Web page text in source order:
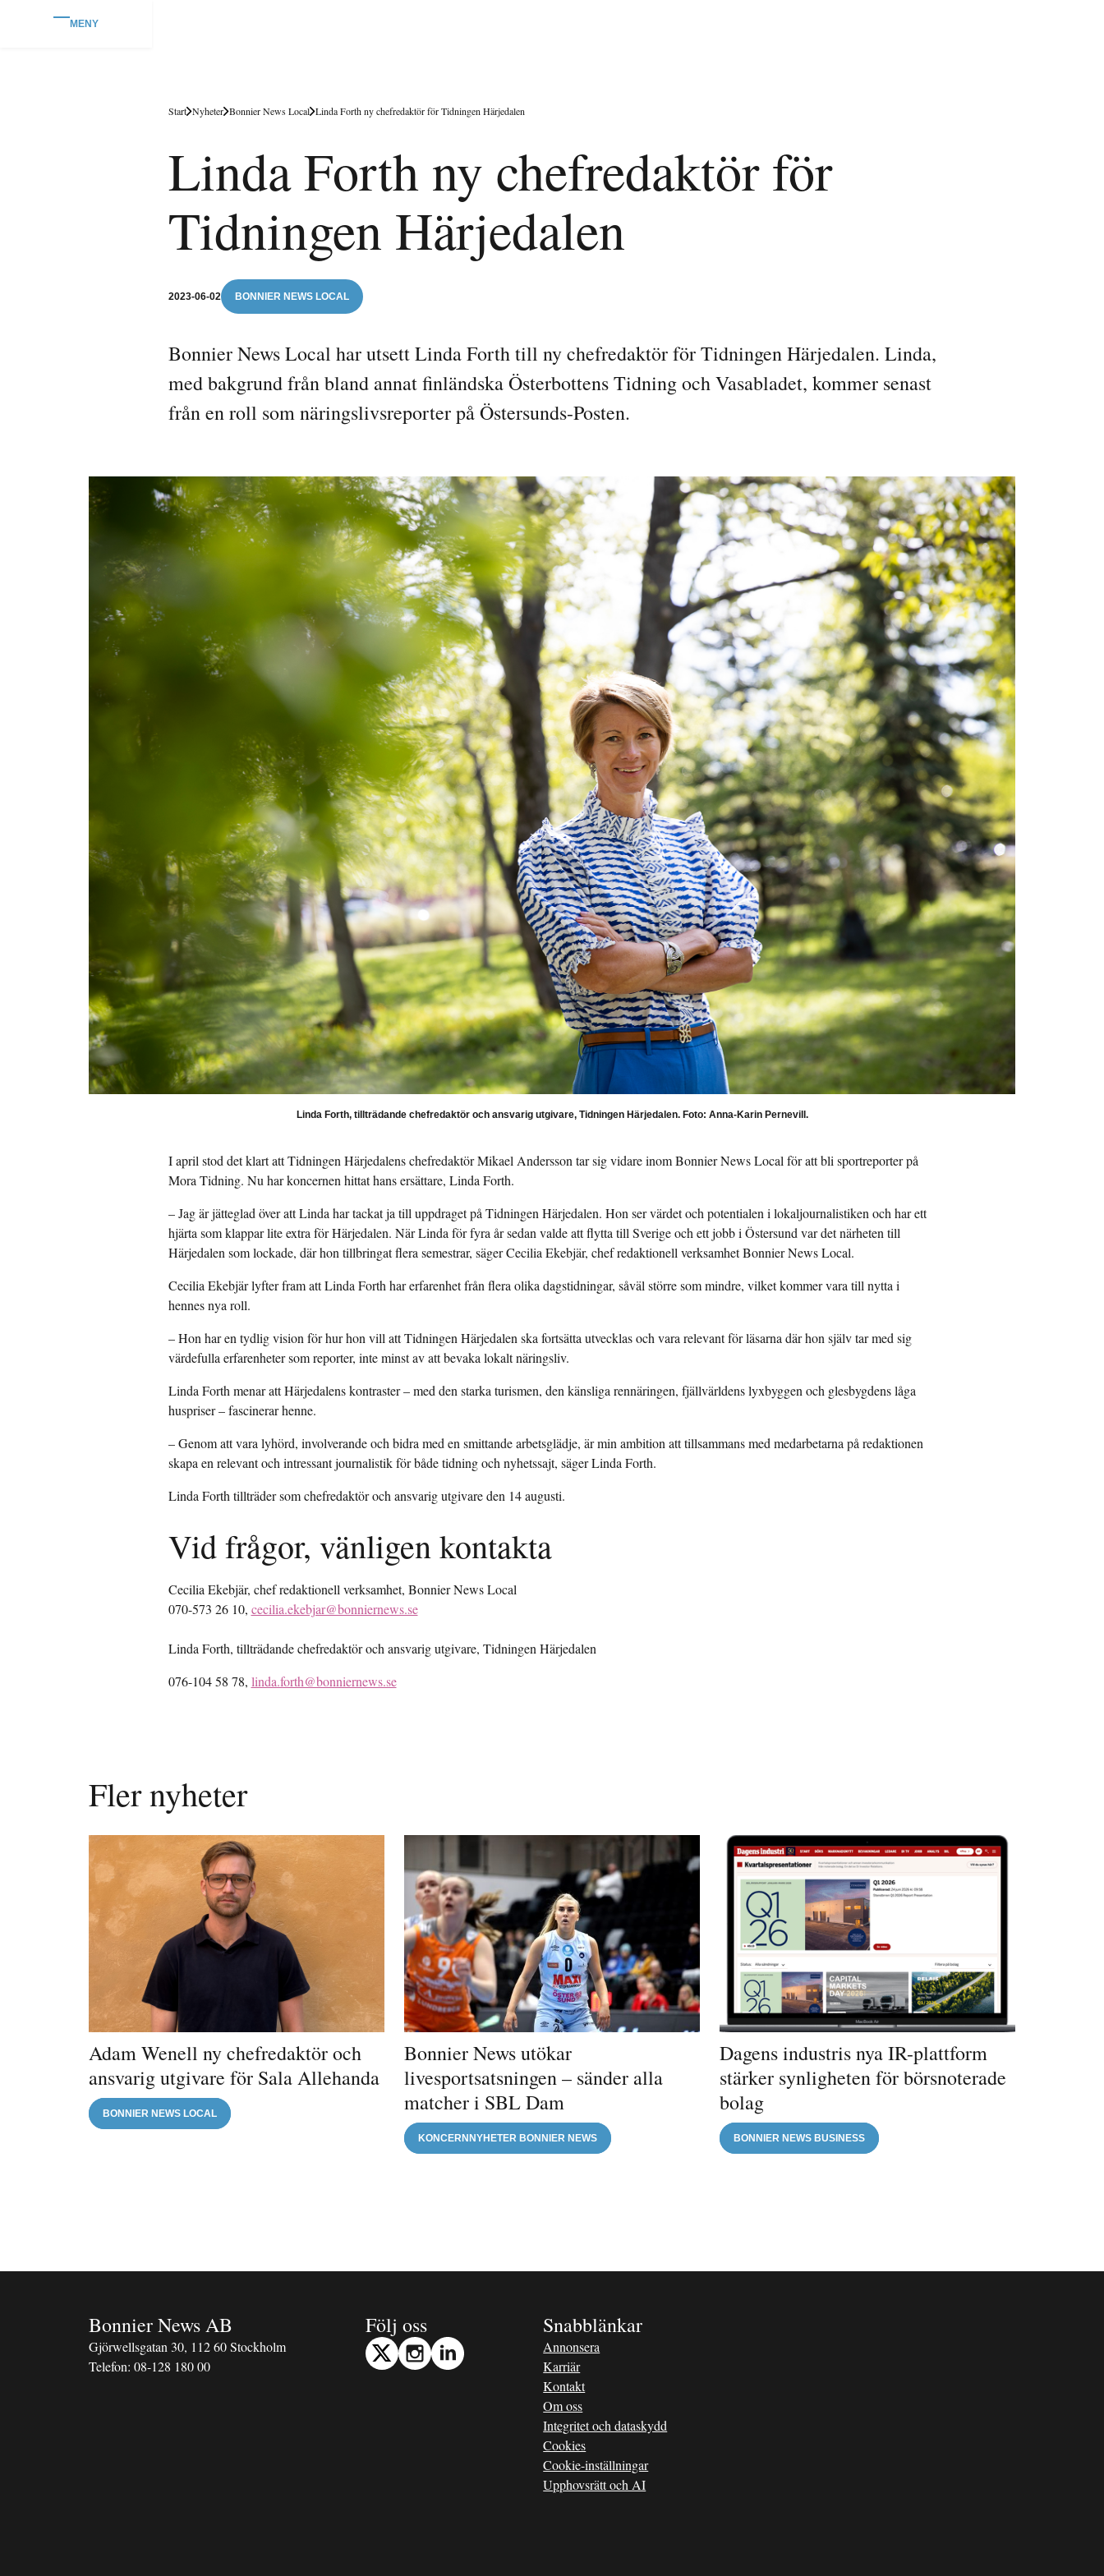
MENY
Start Nyheter Bonnier News Local Linda Forth ny chefredaktör för Tidningen Härjedalen
Linda Forth ny chefredaktör för
Tidningen Härjedalen
2023-06-02 BONNIER NEWS LOCAL
Bonnier News Local har utsett Linda Forth till ny chefredaktör för Tidningen Härjedalen. Linda,
med bakgrund från bland annat finländska Österbottens Tidning och Vasabladet, kommer senast
från en roll som näringslivsreporter på Östersunds-Posten.
Linda Forth, tillträdande chefredaktör och ansvarig utgivare, Tidningen Härjedalen. Foto: Anna-Karin Pernevill.
I april stod det klart att Tidningen Härjedalens chefredaktör Mikael Andersson tar sig vidare inom Bonnier News Local för att bli sportreporter på
Mora Tidning. Nu har koncernen hittat hans ersättare, Linda Forth.
– Jag är jätteglad över att Linda har tackat ja till uppdraget på Tidningen Härjedalen. Hon ser värdet och potentialen i lokaljournalistiken och har ett
hjärta som klappar lite extra för Härjedalen. När Linda för fyra år sedan valde att flytta till Sverige och ett jobb i Östersund var det närheten till
Härjedalen som lockade, där hon tillbringat flera semestrar, säger Cecilia Ekebjär, chef redaktionell verksamhet Bonnier News Local.
Cecilia Ekebjär lyfter fram att Linda Forth har erfarenhet från flera olika dagstidningar, såväl större som mindre, vilket kommer vara till nytta i
hennes nya roll.
– Hon har en tydlig vision för hur hon vill att Tidningen Härjedalen ska fortsätta utvecklas och vara relevant för läsarna där hon själv tar med sig
värdefulla erfarenheter som reporter, inte minst av att bevaka lokalt näringsliv.
Linda Forth menar att Härjedalens kontraster – med den starka turismen, den känsliga rennäringen, fjällvärldens lyxbyggen och glesbygdens låga
huspriser – fascinerar henne.
– Genom att vara lyhörd, involverande och bidra med en smittande arbetsglädje, är min ambition att tillsammans med medarbetarna på redaktionen
skapa en relevant och intressant journalistik för både tidning och nyhetssajt, säger Linda Forth.
Linda Forth tillträder som chefredaktör och ansvarig utgivare den 14 augusti.
Vid frågor, vänligen kontakta
Cecilia Ekebjär, chef redaktionell verksamhet, Bonnier News Local
070-573 26 10, cecilia.ekebjar@bonniernews.se
Linda Forth, tillträdande chefredaktör och ansvarig utgivare, Tidningen Härjedalen
076-104 58 78, linda.forth@bonniernews.se
Fler nyheter
Adam Wenell ny chefredaktör och
ansvarig utgivare för Sala Allehanda
BONNIER NEWS LOCAL
Bonnier News utökar
livesportsatsningen – sänder alla
matcher i SBL Dam
KONCERNNYHETER BONNIER NEWS
Dagens industris nya IR-plattform
stärker synligheten för börsnoterade
bolag
BONNIER NEWS BUSINESS
Bonnier News AB
Gjörwellsgatan 30, 112 60 Stockholm
Telefon: 08-128 180 00
Följ oss Snabblänkar
Annonsera
Karriär
Kontakt
Om oss
Integritet och dataskydd
Cookies
Cookie-inställningar
Upphovsrätt och AI